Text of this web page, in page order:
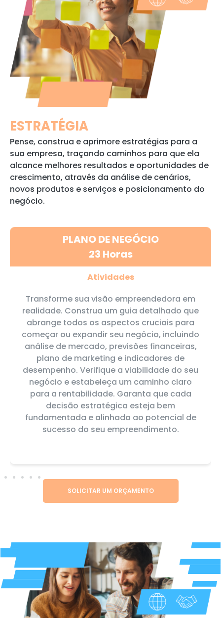
ESTRATÉGIA
Pense, construa e aprimore estratégias para a
sua empresa, traçando caminhos para que ela
alcance melhores resultados e oportunidades de
crescimento, através da análise de cenários,
novos produtos e serviços e posicionamento do
negócio.
PLANO DE NEGÓCIO
23 Horas
Atividades
Transforme sua visão empreendedora em
realidade. Construa um guia detalhado que
abrange todos os aspectos cruciais para
começar ou expandir seu negócio, incluindo
análise de mercado, previsões financeiras,
plano de marketing e indicadores de
desempenho. Verifique a viabilidade do seu
negócio e estabeleça um caminho claro
para a rentabilidade. Garanta que cada
decisão estratégica esteja bem
fundamentada e alinhada ao potencial de
sucesso do seu empreendimento.
SOLICITAR UM ORÇAMENTO